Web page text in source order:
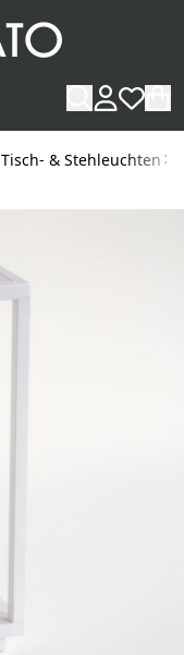
Tisch- & Stehleuchten